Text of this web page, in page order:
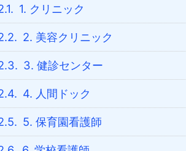
1. クリニック
2. 美容クリニック
3. 健診センター
4. 人間ドック
5. 保育園看護師